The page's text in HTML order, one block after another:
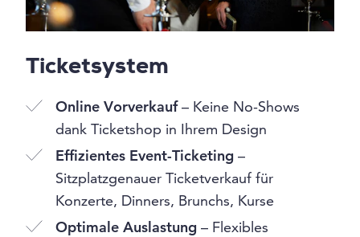
Ticketsystem
Online Vorverkauf– Keine No-Shows
dank Ticketshop in Ihrem Design
Effizientes Event-Ticketing –
Sitzplatzgenauer Ticketverkauf für
Konzerte, Dinners, Brunchs, Kurse
Optimale Auslastung – Flexibles